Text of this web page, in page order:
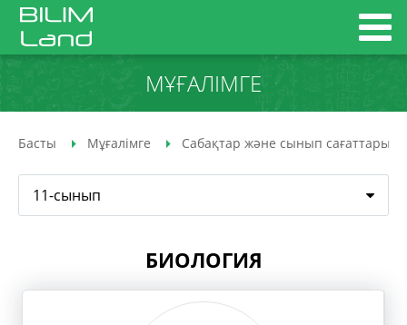
МҰҒАЛІМГЕ
Басты Мұғалімге Сабақтар және сынып сағаттары
11-сынып
БИОЛОГИЯ